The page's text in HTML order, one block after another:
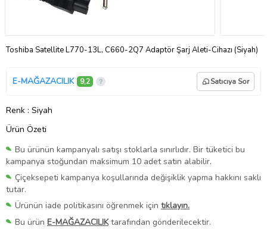
Toshiba Satellite L770-13L, C660-2Q7 Adaptör Şarj Aleti-Cihazı (Siyah)
E-MAĞAZACILIK 9,2 Satıcıya Sor
Renk : Siyah
Ürün Özeti
Bu ürünün kampanyalı satışı stoklarla sınırlıdır. Bir tüketici bu
kampanya stoğundan maksimum 10 adet satın alabilir.
Çiçeksepeti kampanya koşullarında değişiklik yapma hakkını saklı
tutar.
Ürünün iade politikasını öğrenmek için tıklayın.
Bu ürün E-MAĞAZACILIKtarafından gönderilecektir.